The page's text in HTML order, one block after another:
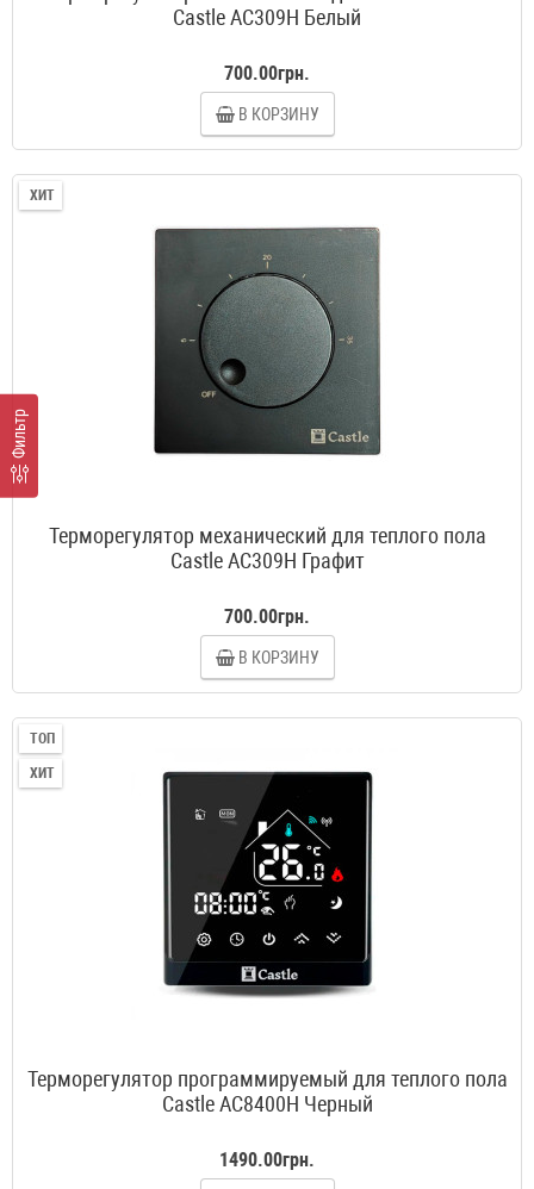
Фильтр
Castle AC309H Белый
700.00грн.
В КОРЗИНУ
ХИТ
Терморегулятор механический для теплого пола
Castle AC309H Графит
700.00грн.
В КОРЗИНУ
ТОП
ХИТ
Терморегулятор программируемый для теплого пола
Castle АС8400H Черный
1490.00грн.